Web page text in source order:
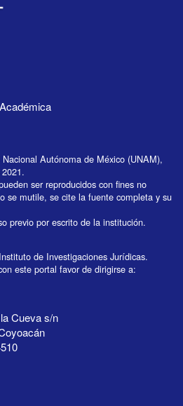
Autónoma de México (UNAM),
ser reproducidos con fines no
se mutile, se cite la fuente completa y su
previo por escrito de la institución.
de Investigaciones Jurídicas.
este portal favor de dirigirse a:
Cueva s/n